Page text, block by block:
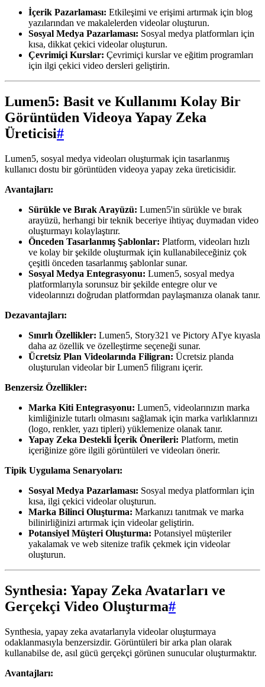
İçerik Pazarlaması: Etkileşimi ve erişimi artırmak için blog
yazılarından ve makalelerden videolar oluşturun.
Sosyal Medya Pazarlaması: Sosyal medya platformları için
kısa, dikkat çekici videolar oluşturun.
Çevrimiçi Kurslar: Çevrimiçi kurslar ve eğitim programları
için ilgi çekici video dersleri geliştirin.
Lumen5: Basit ve Kullanımı Kolay Bir
Görüntüden Videoya Yapay Zeka
Üreticisi#
Lumen5, sosyal medya videoları oluşturmak için tasarlanmış
kullanıcı dostu bir görüntüden videoya yapay zeka üreticisidir.
Avantajları:
Sürükle ve Bırak Arayüzü: Lumen5'in sürükle ve bırak
arayüzü, herhangi bir teknik beceriye ihtiyaç duymadan video
oluşturmayı kolaylaştırır.
Önceden Tasarlanmış Şablonlar: Platform, videoları hızlı
ve kolay bir şekilde oluşturmak için kullanabileceğiniz çok
çeşitli önceden tasarlanmış şablonlar sunar.
Sosyal Medya Entegrasyonu: Lumen5, sosyal medya
platformlarıyla sorunsuz bir şekilde entegre olur ve
videolarınızı doğrudan platformdan paylaşmanıza olanak tanır.
Dezavantajları:
Sınırlı Özellikler: Lumen5, Story321 ve Pictory AI'ye kıyasla
daha az özellik ve özelleştirme seçeneği sunar.
Ücretsiz Plan Videolarında Filigran: Ücretsiz planda
oluşturulan videolar bir Lumen5 filigranı içerir.
Benzersiz Özellikler:
Marka Kiti Entegrasyonu: Lumen5, videolarınızın marka
kimliğinizle tutarlı olmasını sağlamak için marka varlıklarınızı
(logo, renkler, yazı tipleri) yüklemenize olanak tanır.
Yapay Zeka Destekli İçerik Önerileri: Platform, metin
içeriğinize göre ilgili görüntüleri ve videoları önerir.
Tipik Uygulama Senaryoları:
Sosyal Medya Pazarlaması: Sosyal medya platformları için
kısa, ilgi çekici videolar oluşturun.
Marka Bilinci Oluşturma: Markanızı tanıtmak ve marka
bilinirliğinizi artırmak için videolar geliştirin.
Potansiyel Müşteri Oluşturma: Potansiyel müşteriler
yakalamak ve web sitenize trafik çekmek için videolar
oluşturun.
Synthesia: Yapay Zeka Avatarları ve
Gerçekçi Video Oluşturma#
Synthesia, yapay zeka avatarlarıyla videolar oluşturmaya
odaklanmasıyla benzersizdir. Görüntüleri bir arka plan olarak
kullanabilse de, asıl gücü gerçekçi görünen sunucular oluşturmaktır.
Avantajları: